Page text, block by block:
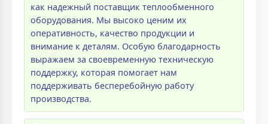
как надежный поставщик теплообменного
оборудования. Мы высоко ценим их
оперативность, качество продукции и
внимание к деталям. Особую благодарность
выражаем за своевременную техническую
поддержку, которая помогает нам
поддерживать бесперебойную работу
производства.